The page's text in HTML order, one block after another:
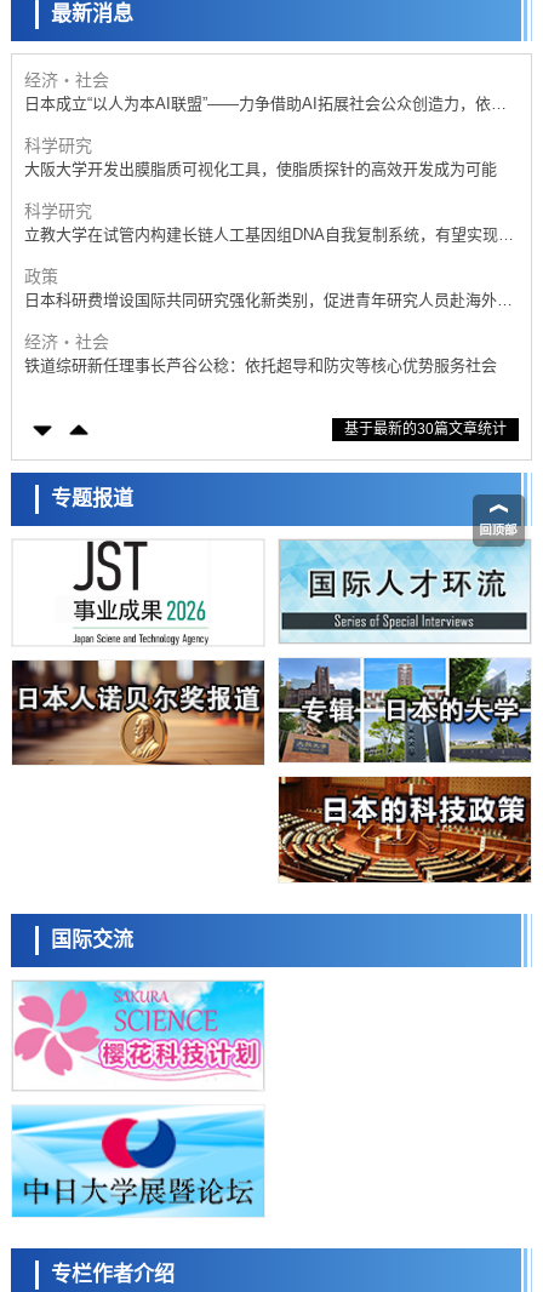
最新消息
经济・社会
日本成立“以人为本AI联盟”——力争借助AI拓展社会公众创造力，依托
产学合作推进研发
科学研究
大阪大学开发出膜脂质可视化工具，使脂质探针的高效开发成为可能
科学研究
立教大学在试管内构建长链人工基因组DNA自我复制系统，有望实现携
政策
日本科研费增设国际共同研究强化新类别，促进青年研究人员赴海外开
经济・社会
铁道综研新任理事长芦谷公稔：依托超导和防灾等核心优势服务社会
科学研究
东京大学通过叶绿体基因组编辑技术强化碳固定酶，成功提高光合作用
藤田医科大学等成功鉴定出非结核分枝杆菌生存的必需基因，首次揭示
经济・社会
【AI法下篇】如何应对AI的不可控性——中央大学平野晋教授专访
科学研究
日本学术会议：为保持土壤健康应采取哪些措施？探讨土壤保护与强化
的具体对策
科学研究
大阪大学开发基于水氢键网络的温度预测新方法，AI从分子排列信息中
高精度解读
经济・社会
【AI法上篇】如何对“将人生交给AI”保持危机感——中央大学平野晋教
授专访
科学研究
庆应义塾大学阐明脑内“游击手”小胶质细胞包裹保护受损神经细胞的机
制，有望用于开发阿尔茨海默病等疾病疗法
日本东北大学与横滨橡胶全球首次从纳米尺度揭示橡胶—黄铜粘接界面
劣化抑制机制，为提升轮胎安全性与耐久性的材料设计开辟道路
成为新型功能性材料
科学研究
群马大学开发针对难治性癫痫的新型基因疗法，利用超小型GAD67启动
科学研究
九州大学揭示夜间眼压升高机制：两种激素波动叠加所致
科学研究
东京都产技研采用新手法开发出可稳定工作至300℃的介电材料，已验
证电容器可在汽车发动机等高温环境下工作
经济・社会
日本生成式AI使用者占比一年内翻倍，但与中美德仍有较大差距
政策
日本修订首都直下型地震紧急对策：目标为死亡人数至少减半，重点强
科学研究
福井大学发现细胞记忆过往并抑制反应的机制，阐明即便DNA相同反应
基于最新的30篇文章统计
专题报道
国际交流
专栏作者介绍
日本科学未来馆 科学交
流员
陈小牧